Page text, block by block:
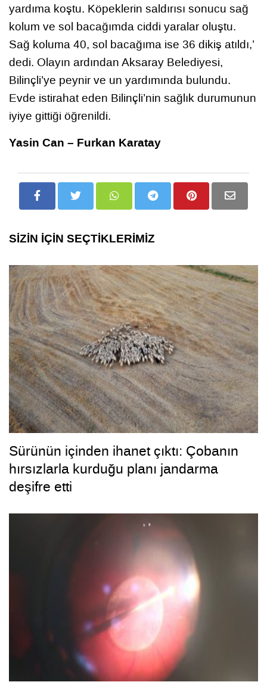
yardıma koştu. Köpeklerin saldırısı sonucu sağ
kolum ve sol bacağımda ciddi yaralar oluştu.
Sağ koluma 40, sol bacağıma ise 36 dikiş atıldı,’
dedi. Olayın ardından Aksaray Belediyesi,
Bilinçli’ye peynir ve un yardımında bulundu.
Evde istirahat eden Bilinçli’nin sağlık durumunun
iyiye gittiği öğrenildi.
Yasin Can – Furkan Karatay
SİZİN İÇİN SEÇTİKLERİMİZ
Sürünün içinden ihanet çıktı: Çobanın
hırsızlarla kurduğu planı jandarma
deşifre etti